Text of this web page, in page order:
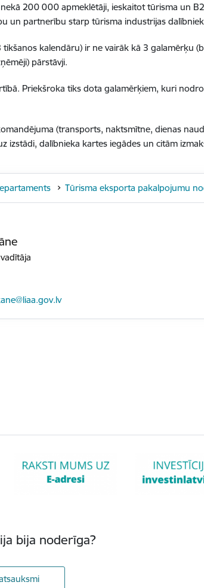
200 000 apmeklētāji, ieskaitot tūrisma un
un partnerību starp tūrisma industrijas
kalendāru) ir ne vairāk kā 3 galamērķu
pārstāvji.
Priekšroka tiks dota galamērķiem, kuri
(transports, naktsmītne, dienas
izstādi, dalībnieka kartes iegādes un citām
Tūrisma eksporta pakalpojumu
bija noderīga?